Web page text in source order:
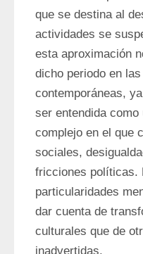
que se destina al
actividades se
esta aproximación
dicho periodo en
contemporáneas,
ser entendida
complejo en el que
sociales,
fricciones políticas.
particularidades
dar cuenta de
culturales que de
inadvertidas.